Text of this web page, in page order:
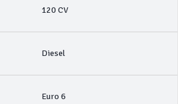
120 CV
Diesel
Euro 6